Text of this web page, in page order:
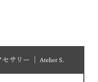
サリー │ Atelier S.